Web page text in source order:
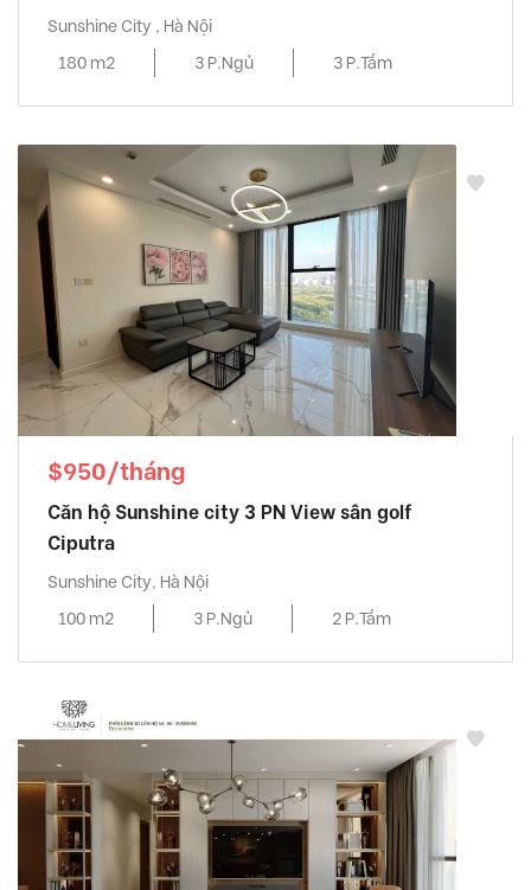
Sunshine City , Hà Nội
180 m2
3 P.Ngủ 3 P.Tắm
$950/tháng
Căn hộ Sunshine city 3 PN View sân golf
Ciputra
Sunshine City, Hà Nội
100 m2
3 P.Ngủ 2 P.Tắm